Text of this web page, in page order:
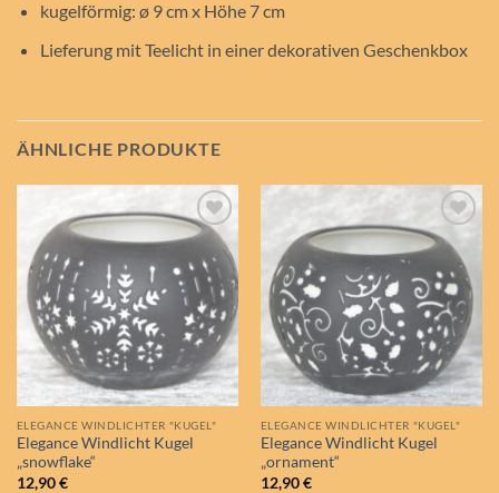
kugelförmig: ø 9 cm x Höhe 7 cm
Lieferung mit Teelicht in einer dekorativen Geschenkbox
ÄHNLICHE PRODUKTE
Auf die
Wunschliste
ELEGANCE WINDLICHTER "KUGEL"
Elegance Windlicht Kugel
„snowflake“
12,90€
Auf die
Wunschliste
ELEGANCE WINDLICHTER "KUGEL"
Elegance Windlicht Kugel
„ornament“
12,90€